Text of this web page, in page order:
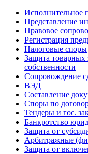
Исполнительное
Представление
Правовое
Регистрация
Налоговые споры
Защита товарных
собственности
Сопровождение
ВЭД
Составление
Споры по
Тендеры и гос.
Банкротство
Защита от
Арбитражные
Защита от